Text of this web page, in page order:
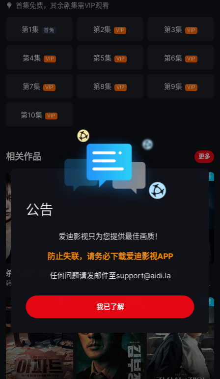
首集免费，其余剧集需VIP观看
第1集 首免 第2集 VIP 第3集 VIP
第4集 VIP 第5集 VIP 第6集 VIP
第7集 VIP 第8集 VIP 第9集 VIP
第10集 VIP
相关作品 更多
更新至第6集
杀人者的购物中心2
剧情
已完结
秘密关系
剧情
更新至第10集
婚姻之后
韩剧《婚姻之后》又名：婚姻的完成,The Husband,The Fulfillment of Marriage,결혼의 완성，讲述了：神经外科权威姜泰柱（南宫珉 饰）因为老婆高世允（李雪 饰）在提出
剧情
公告
爱迪影视只为您提供最佳画质！
防止失联，请务必下载爱迪影视APP
任何问题请发邮件至support@aidi.la
我已了解